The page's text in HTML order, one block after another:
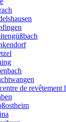
de revêtement